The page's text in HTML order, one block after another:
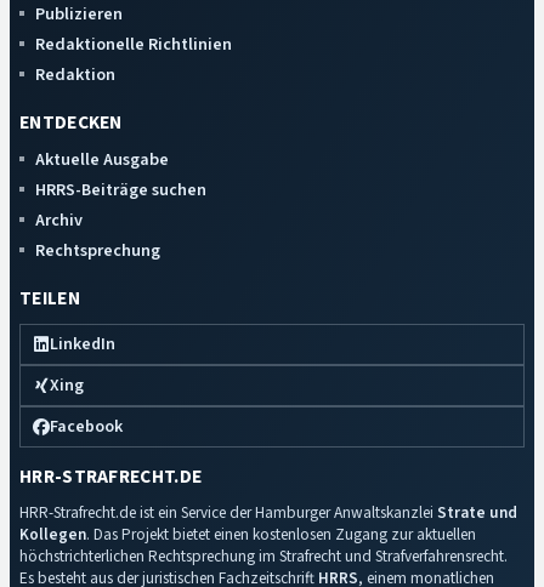
Publizieren
Redaktionelle Richtlinien
Redaktion
ENTDECKEN
Aktuelle Ausgabe
HRRS-Beiträge suchen
Archiv
Rechtsprechung
TEILEN
LinkedIn
Xing
Facebook
HRR-STRAFRECHT.DE
HRR-Strafrecht.de ist ein Service der Hamburger Anwaltskanzlei Strate und
Kollegen. Das Projekt bietet einen kostenlosen Zugang zur aktuellen
höchstrichterlichen Rechtsprechung im Strafrecht und Strafverfahrensrecht.
Es besteht aus der juristischen Fachzeitschrift HRRS, einem monatlichen